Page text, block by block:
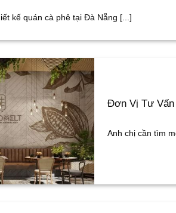
kế quán cà phê tại Đà Nẵng [...]
Đơn Vị Tư Vấn
Anh chị cần tìm